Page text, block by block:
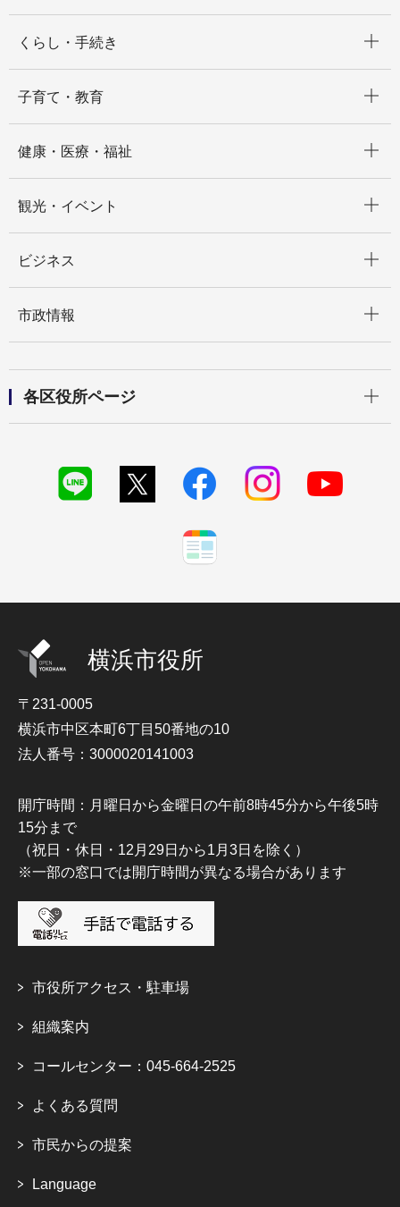
くらし・手続き
子育て・教育
健康・医療・福祉
観光・イベント
ビジネス
市政情報
各区役所ページ
横浜市役所
〒231-0005
横浜市中区本町6丁目50番地の10
法人番号：3000020141003
開庁時間：月曜日から金曜日の午前8時45分から午後5時
15分まで
（祝日・休日・12月29日から1月3日を除く）
※一部の窓口では開庁時間が異なる場合があります
市役所アクセス・駐車場
組織案内
コールセンター：045-664-2525
よくある質問
市民からの提案
Language